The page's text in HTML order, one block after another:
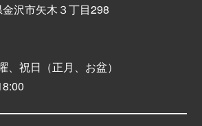
沢市矢木３丁目298
祝日（正月、お盆）